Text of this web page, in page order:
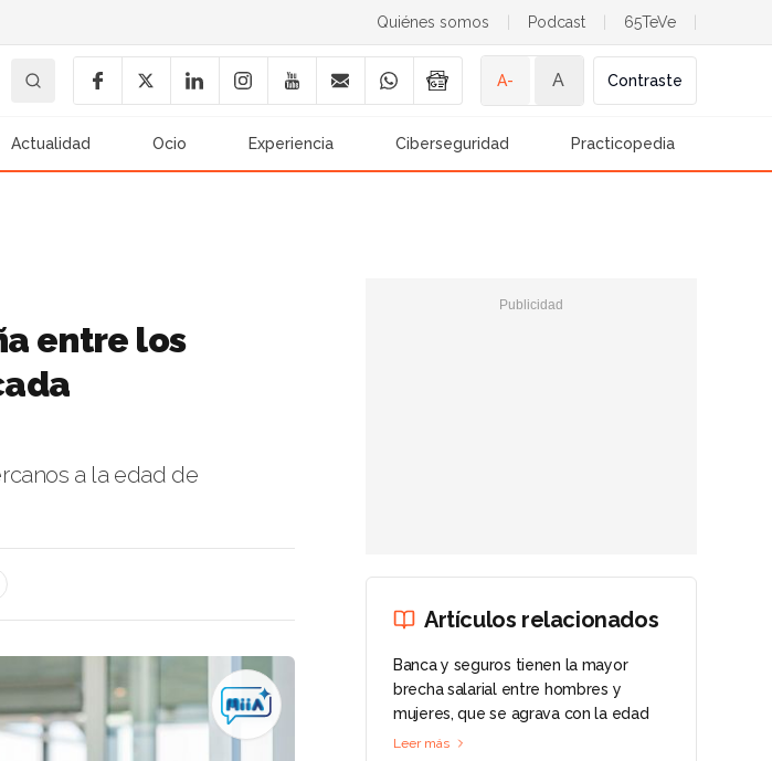
Quiénes somos Podcast 65TeVe
A- A Contraste
Actualidad Ocio Experiencia Ciberseguridad Practicopedia
entre los
a la edad de
Artículos relacionados
Banca y seguros tienen la mayor
brecha salarial entre hombres y
mujeres, que se agrava con la edad
Leer más